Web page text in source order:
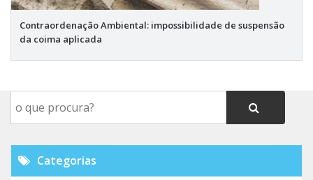
Contraordenação Ambiental: impossibilidade de suspensão
da coima aplicada
Categorias